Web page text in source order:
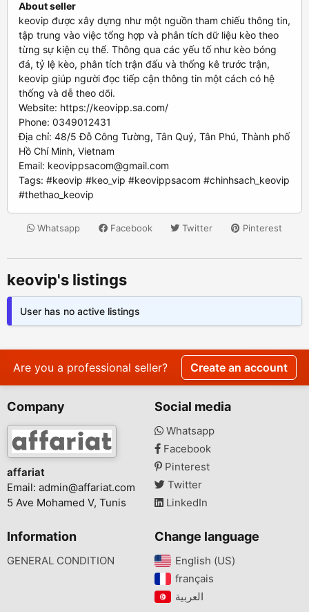
About seller
keovip được xây dựng như một nguồn tham chiếu thông tin,
tập trung vào việc tổng hợp và phân tích dữ liệu kèo theo
từng sự kiện cụ thể. Thông qua các yếu tố như kèo bóng
đá, tỷ lệ kèo, phân tích trận đấu và thống kê trước trận,
keovip giúp người đọc tiếp cận thông tin một cách có hệ
thống và dễ theo dõi.
Website: https://keovipp.sa.com/
Phone: 0349012431
Địa chỉ: 48/5 Đỗ Công Tường, Tân Quý, Tân Phú, Thành phố
Hồ Chí Minh, Vietnam
Email: keovippsacom@gmail.com
Tags: #keovip #keo_vip #keovippsacom #chinhsach_keovip
#thethao_keovip
Whatsapp Facebook Twitter Pinterest
keovip's listings
User has no active listings
Are you a professional seller? Create an account
Company
affariat
Email: admin@affariat.com
5 Ave Mohamed V, Tunis
Social media
Whatsapp
Facebook
Pinterest
Twitter
LinkedIn
Information
GENERAL CONDITION
Change language
English (US)‎
français‎